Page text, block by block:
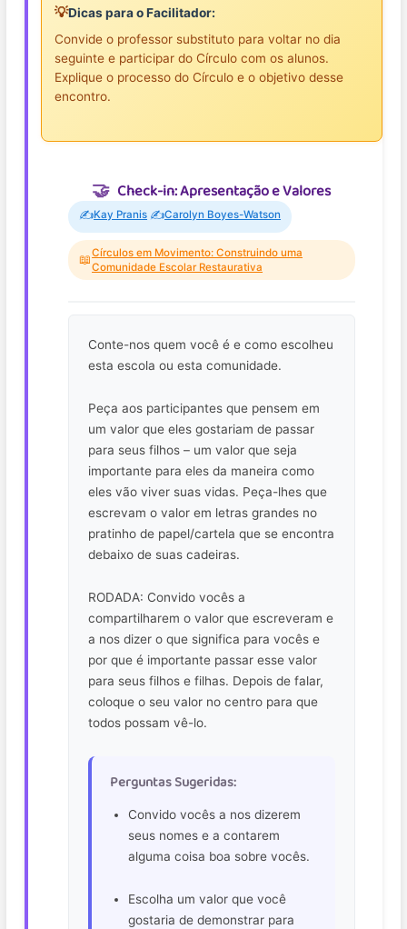
💡Dicas para o Facilitador:
Convide o professor substituto para voltar no dia
seguinte e participar do Círculo com os alunos.
Explique o processo do Círculo e o objetivo desse
encontro.
Check-in: Apresentação e Valores
✍️Kay Pranis ✍️Carolyn Boyes-Watson
📖Círculos em Movimento: Construindo uma
Comunidade Escolar Restaurativa
Conte-nos quem você é e como escolheu
esta escola ou esta comunidade.
Peça aos participantes que pensem em
um valor que eles gostariam de passar
para seus filhos – um valor que seja
importante para eles da maneira como
eles vão viver suas vidas. Peça-lhes que
escrevam o valor em letras grandes no
pratinho de papel/cartela que se encontra
debaixo de suas cadeiras.
RODADA: Convido vocês a
compartilharem o valor que escreveram e
a nos dizer o que significa para vocês e
por que é importante passar esse valor
para seus filhos e filhas. Depois de falar,
coloque o seu valor no centro para que
todos possam vê-lo.
Perguntas Sugeridas:
Convido vocês a nos dizerem
seus nomes e a contarem
alguma coisa boa sobre vocês.
Escolha um valor que você
gostaria de demonstrar para